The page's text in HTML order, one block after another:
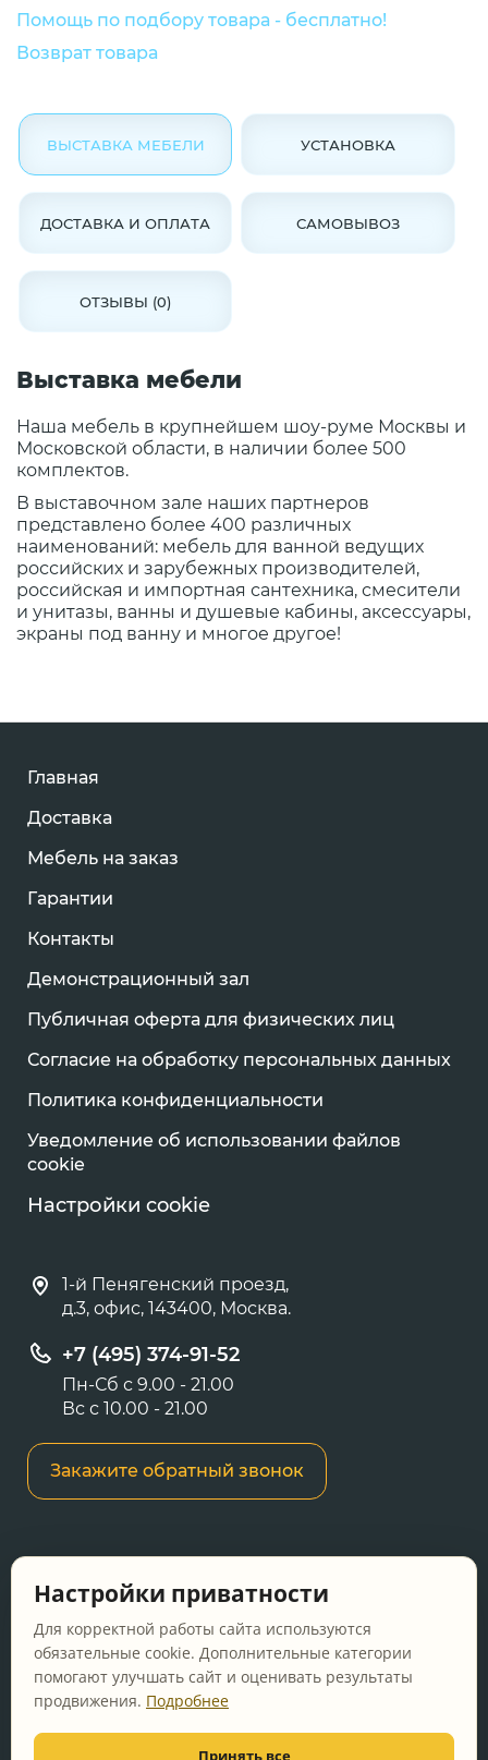
Помощь по подбору товара - бесплатно!
Возврат товара
ВЫСТАВКА МЕБЕЛИ УСТАНОВКА
ДОСТАВКА И ОПЛАТА САМОВЫВОЗ
ОТЗЫВЫ (0)
Выставка мебели
Наша мебель в крупнейшем шоу-руме Москвы и
Московской области, в наличии более 500
комплектов.
В выставочном зале наших партнеров
представлено более 400 различных
наименований: мебель для ванной ведущих
российских и зарубежных производителей,
российская и импортная сантехника, смесители
и унитазы, ванны и душевые кабины, аксессуары,
экраны под ванну и многое другое!
Главная
Доставка
Мебель на заказ
Гарантии
Контакты
Демонстрационный зал
Публичная оферта для физических лиц
Согласие на обработку персональных данных
Политика конфиденциальности
Уведомление об использовании файлов
cookie
Настройки cookie
1-й Пенягенский проезд,
д.3, офис, 143400, Москва.
+7 (495) 374-91-52
Пн-Сб с 9.00 - 21.00
Вс с 10.00 - 21.00
Закажите обратный звонок
сайте носит информационный характер и не
является публичной офертой, определяемой
положениями Статьи 437 ГК РФ.
Перед оформлением заказа уточняйте
актуальную цену у менеджера по телефону.
Настройки приватности
Для корректной работы сайта используются
обязательные cookie. Дополнительные категории
помогают улучшать сайт и оценивать результаты
продвижения. Подробнее
Принять все